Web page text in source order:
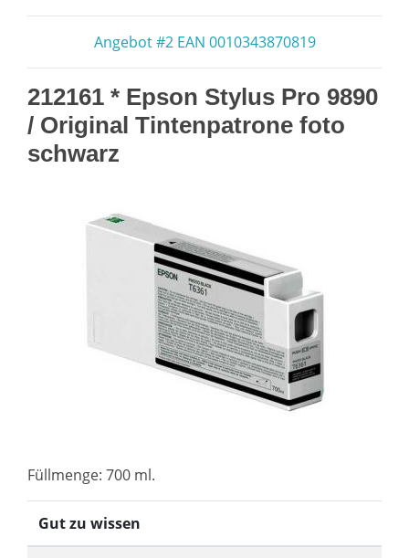
Angebot #2 EAN 0010343870819
212161 * Epson Stylus Pro 9890
/ Original Tintenpatrone foto
schwarz
Füllmenge: 700 ml.
Gut zu wissen